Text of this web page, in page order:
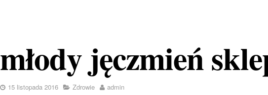
młody jęczmień
15 listopada 2016 Zdrowie admin